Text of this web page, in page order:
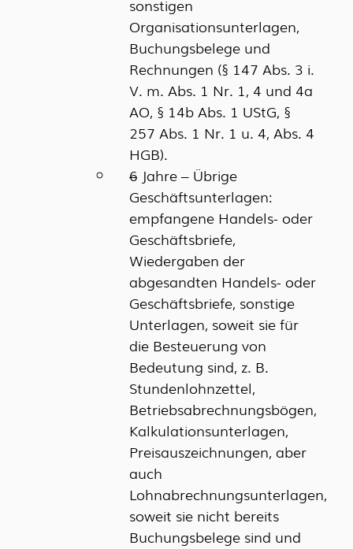
sonstigen
Organisationsunterlagen,
Buchungsbelege und
Rechnungen (§ 147 Abs. 3 i.
V. m. Abs. 1 Nr. 1, 4 und 4a
AO, § 14b Abs. 1 UStG, §
257 Abs. 1 Nr. 1 u. 4, Abs. 4
HGB).
6 Jahre – Übrige
Geschäftsunterlagen:
empfangene Handels- oder
Geschäftsbriefe,
Wiedergaben der
abgesandten Handels- oder
Geschäftsbriefe, sonstige
Unterlagen, soweit sie für
die Besteuerung von
Bedeutung sind, z. B.
Stundenlohnzettel,
Betriebsabrechnungsbögen,
Kalkulationsunterlagen,
Preisauszeichnungen, aber
auch
Lohnabrechnungsunterlagen,
soweit sie nicht bereits
Buchungsbelege sind und